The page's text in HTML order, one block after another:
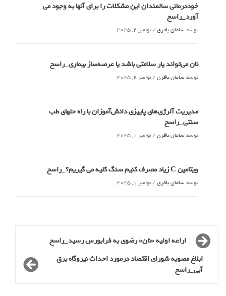
خوددرمانی سالمندان این مشکلات را برای آنها به وجود می
آورد_راسخ
توسطسامان باقری / نوامبر 2, 2025
نان می‌تواند یار سلامتی باشد یا عرصه‌ساز بیماری_راسخ
توسطسامان باقری / نوامبر 2, 2025
مدیریت آلرژی‌های پاییزی دانش‌آموزان با راه حلهای طب
سنتی_راسخ
توسطسامان باقری / نوامبر 1, 2025
ویتامین C زیاد مصرف کنیم سنگ کلیه می گیریم؟_راسخ
توسطسامان باقری / نوامبر 1, 2025
اراعه اولیه «نان» رضوی به فرابورس رسید_راسخ
ابلاغ مصوبه شورای اقتصاد درمورد احداث نیروگاه برق
آبی_راسخ